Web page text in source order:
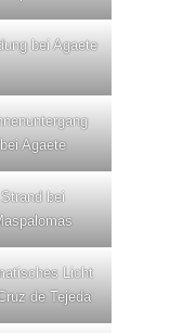
bei Agaete
bei Agaete
Strand bei
Licht
de Tejeda